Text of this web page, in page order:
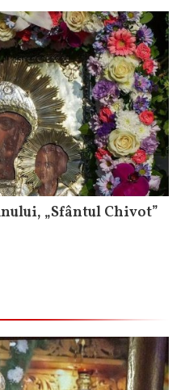
„Sfântul Chivot”